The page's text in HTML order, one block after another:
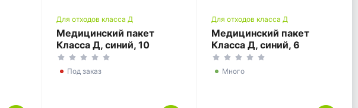
Для отходов класса Д
Медицинский пакет
Класса Д, синий, 10
литров, 330*600
Под заказ
Для отходов класса Д
Медицинский пакет
Класса Д, синий, 6
литров, 330*300
Много